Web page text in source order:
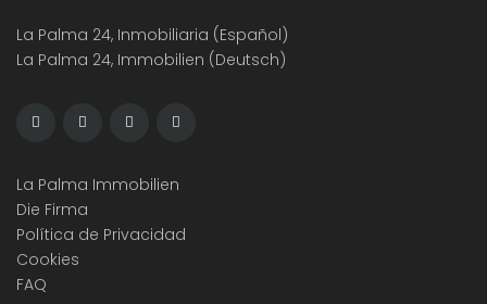
La Palma 24, Inmobiliaria (Español)
La Palma 24, Immobilien (Deutsch)
La Palma Immobilien
Die Firma
Política de Privacidad
Cookies
FAQ